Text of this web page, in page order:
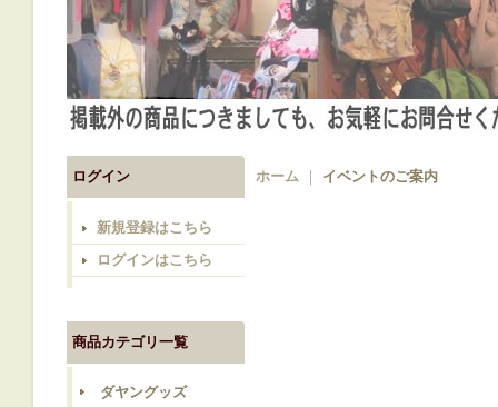
ログイン
新規登録はこちら
ログインはこちら
商品カテゴリ一覧
ダヤングッズ
ホーム イベントのご案内